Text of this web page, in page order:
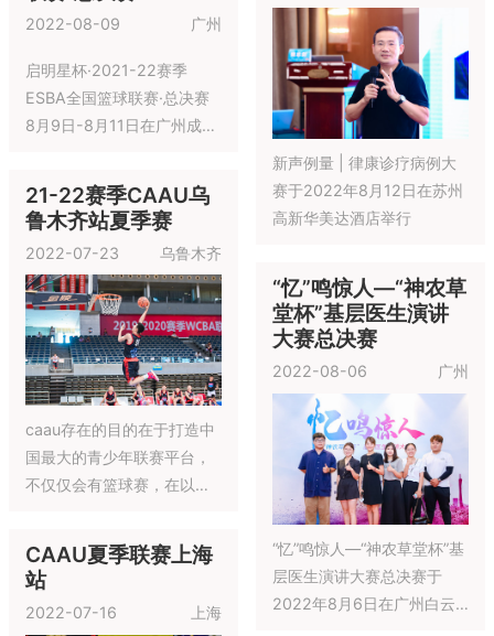
篮球全国联赛在青岛成功举
办，联赛积极响应“小篮球”发
展规划和办赛规则，推动青
山站秋季赛
2022-10-02
10月2日22-23赛季CAAU
秋季赛佛山站开赛啦
中国青少年体育事业的发展
和提高做出持续的贡献。
22-23赛季CAAU重
庆站秋季赛
2022-10-05 重庆
10月5日22-23赛季CAAU
秋季赛重庆站开赛啦，冲吧
孩子们！
这就是科普全国总决
赛
2022-09-24 苏州